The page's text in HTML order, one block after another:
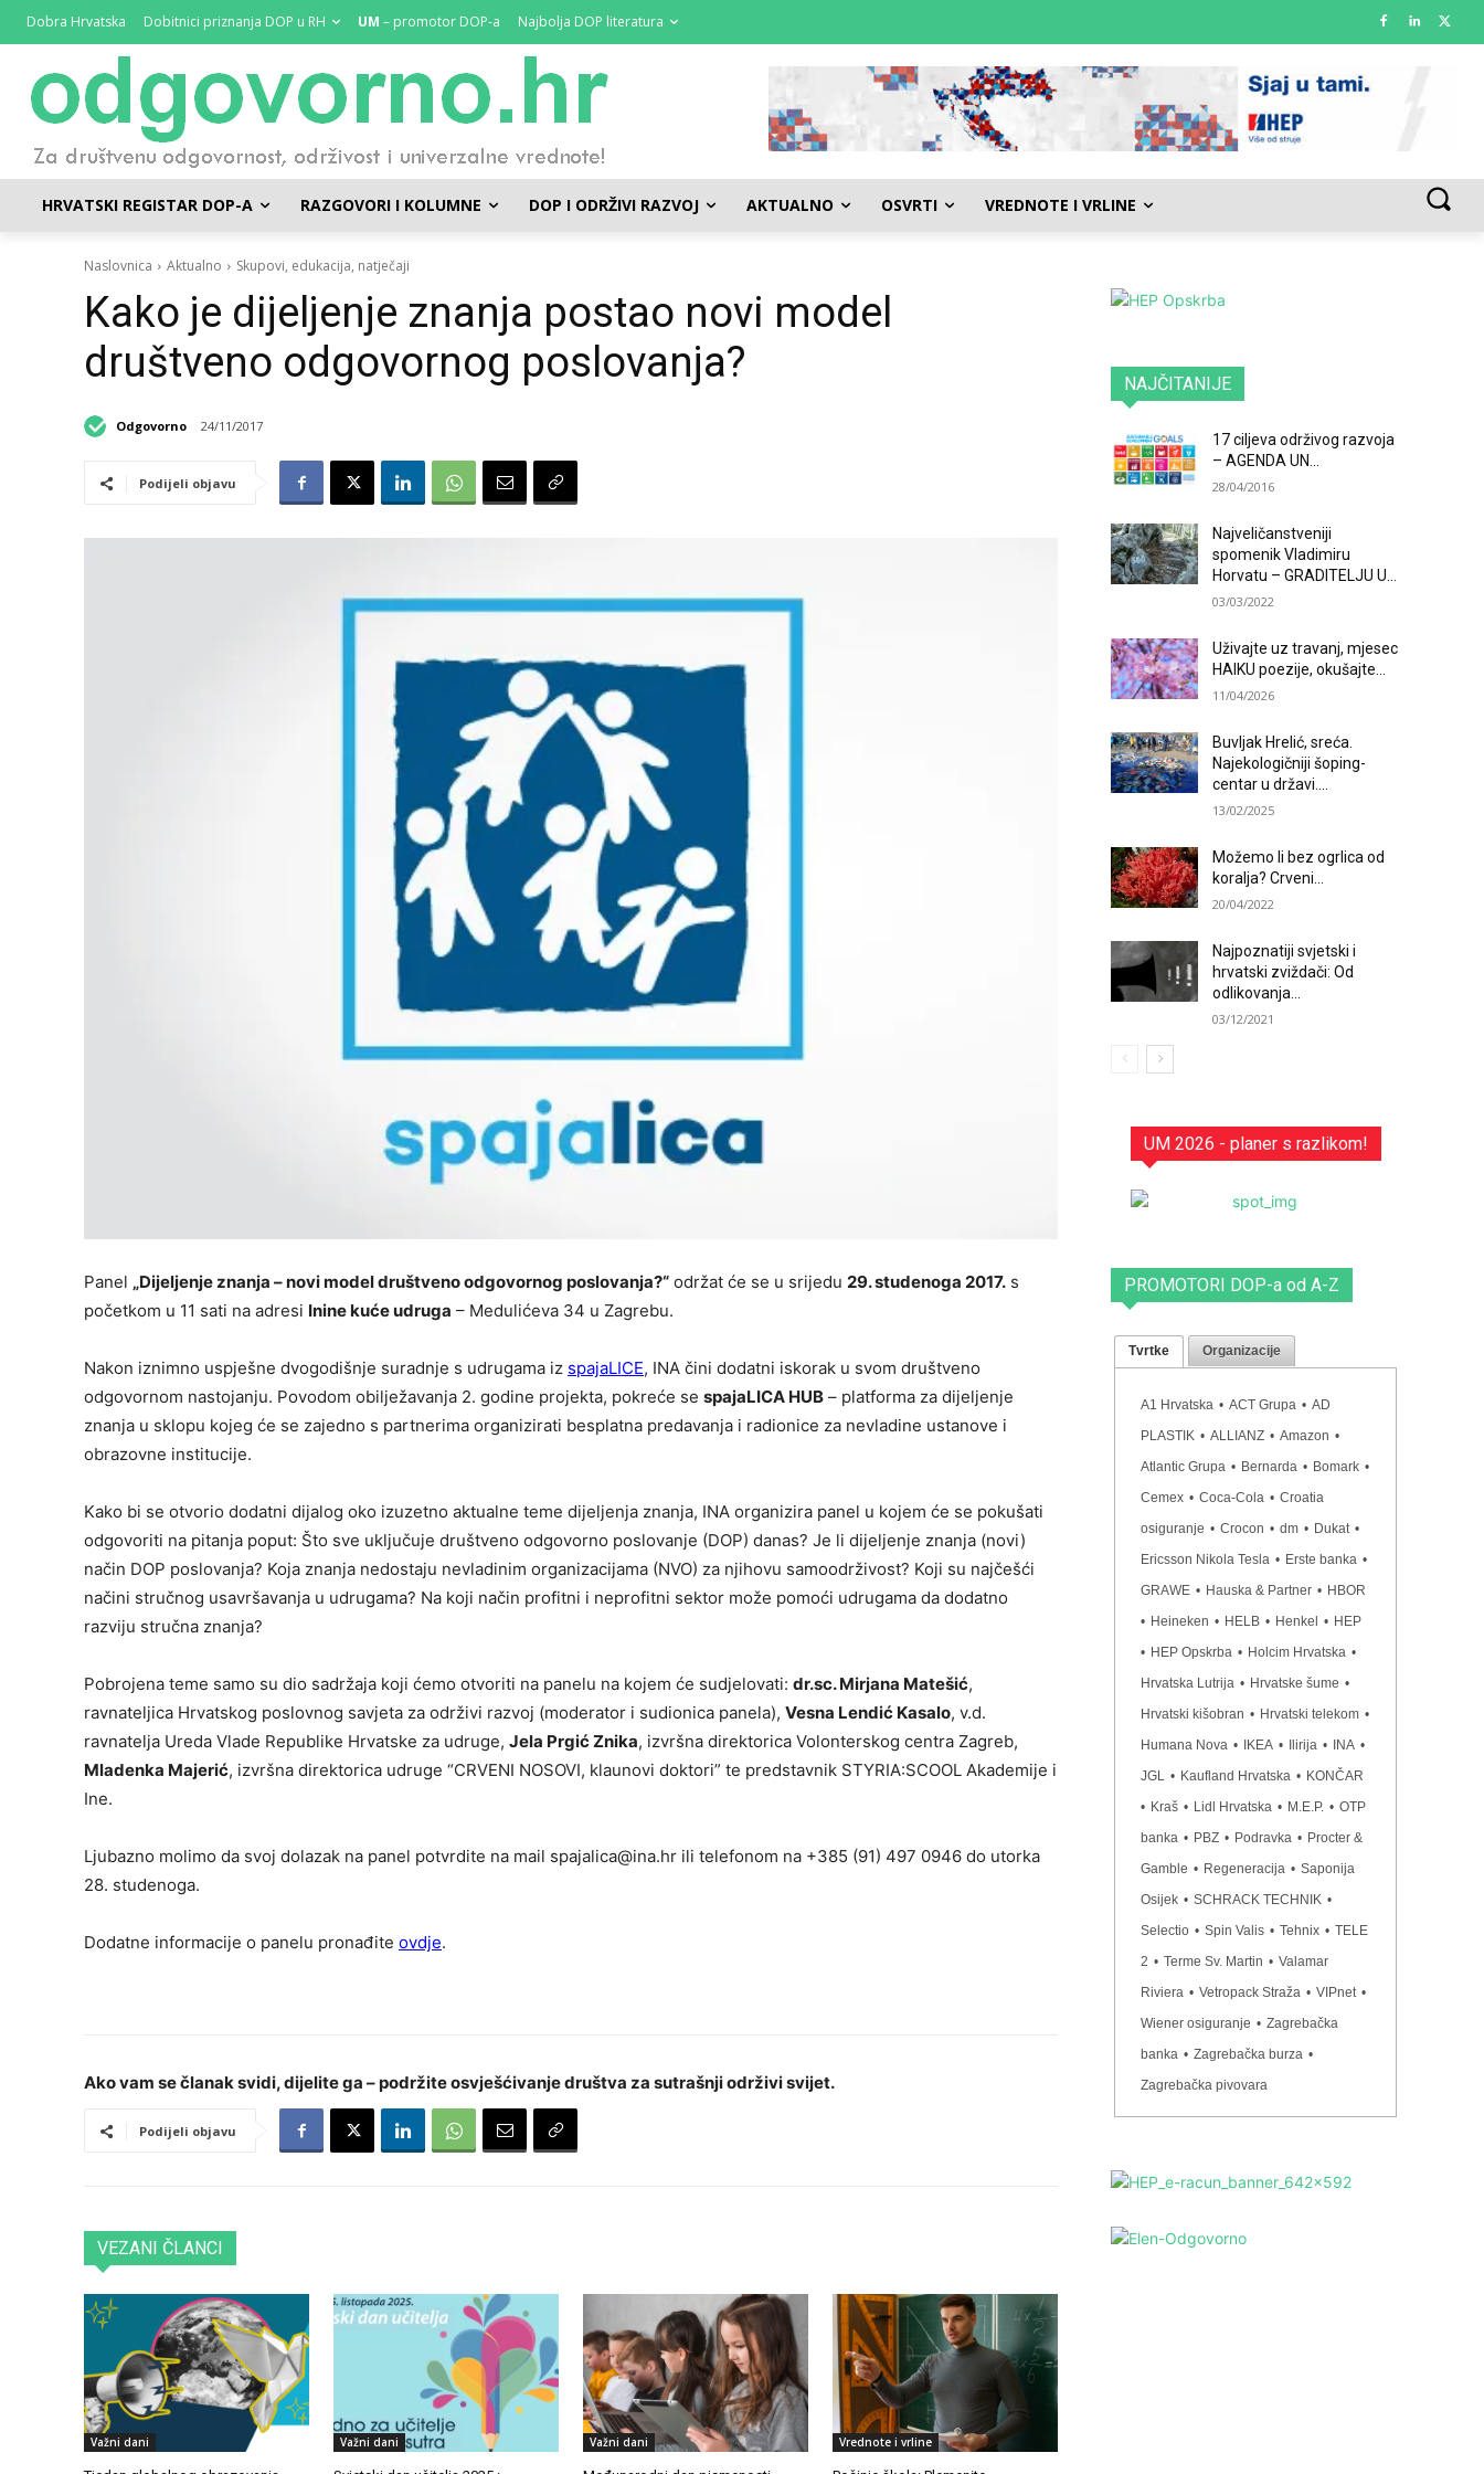
Dobra Hrvatska Dobitnici priznanja DOP u RH UM – promotor DOP-a Najbolja DOP literatura
HRVATSKI REGISTAR DOP-A RAZGOVORI I KOLUMNE DOP I ODRŽIVI RAZVOJ AKTUALNO OSVRTI VREDNOTE I VRLINE
Naslovnica Aktualno Skupovi, edukacija, natječaji
Kako je dijeljenje znanja postao novi model
društveno odgovornog poslovanja?
Odgovorno 24/11/2017
Podijeli objavu
Panel „Dijeljenje znanja – novi model društveno odgovornog poslovanja?“ održat će se u srijedu 29. studenoga 2017. s
početkom u 11 sati na adresi Inine kuće udruga – Medulićeva 34 u Zagrebu.
Nakon iznimno uspješne dvogodišnje suradnje s udrugama iz spajaLICE, INA čini dodatni iskorak u svom društveno
odgovornom nastojanju. Povodom obilježavanja 2. godine projekta, pokreće se spajaLICA HUB – platforma za dijeljenje
znanja u sklopu kojeg će se zajedno s partnerima organizirati besplatna predavanja i radionice za nevladine ustanove i
obrazovne institucije.
Kako bi se otvorio dodatni dijalog oko izuzetno aktualne teme dijeljenja znanja, INA organizira panel u kojem će se pokušati
odgovoriti na pitanja poput: Što sve uključuje društveno odgovorno poslovanje (DOP) danas? Je li dijeljenje znanja (novi)
način DOP poslovanja? Koja znanja nedostaju nevladinim organizacijama (NVO) za njihovu samoodrživost? Koji su najčešći
načini stručnog usavršavanja u udrugama? Na koji način profitni i neprofitni sektor može pomoći udrugama da dodatno
razviju stručna znanja?
Pobrojena teme samo su dio sadržaja koji ćemo otvoriti na panelu na kojem će sudjelovati: dr.sc. Mirjana Matešić,
ravnateljica Hrvatskog poslovnog savjeta za održivi razvoj (moderator i sudionica panela), Vesna Lendić Kasalo, v.d.
ravnatelja Ureda Vlade Republike Hrvatske za udruge, Jela Prgić Znika, izvršna direktorica Volonterskog centra Zagreb,
Mladenka Majerić, izvršna direktorica udruge “CRVENI NOSOVI, klaunovi doktori” te predstavnik STYRIA:SCOOL Akademije i
Ine.
Ljubazno molimo da svoj dolazak na panel potvrdite na mail spajalica@ina.hr ili telefonom na +385 (91) 497 0946 do utorka
28. studenoga.
Dodatne informacije o panelu pronađite ovdje.
Ako vam se članak svidi, dijelite ga – podržite osvješćivanje društva za sutrašnji održivi svijet.
Podijeli objavu
VEZANI ČLANCI
Važni dani Važni dani Važni dani Vrednote i vrline
NAJČITANIJE
17 ciljeva održivog razvoja
– AGENDA UN...
28/04/2016
Najveličanstveniji
spomenik Vladimiru
Horvatu – GRADITELJU U...
03/03/2022
Uživajte uz travanj, mjesec
HAIKU poezije, okušajte...
11/04/2026
Buvljak Hrelić, sreća.
Najekologičniji šoping-
centar u državi....
13/02/2025
Možemo li bez ogrlica od
koralja? Crveni...
20/04/2022
Najpoznatiji svjetski i
hrvatski zviždači: Od
odlikovanja...
03/12/2021
UM 2026 - planer s razlikom!
PROMOTORI DOP-a od A-Z
Tvrtke Organizacije
A1 Hrvatska • ACT Grupa • AD
PLASTIK • ALLIANZ • Amazon •
Atlantic Grupa • Bernarda • Bomark •
Cemex • Coca-Cola • Croatia
osiguranje • Crocon • dm • Dukat •
Ericsson Nikola Tesla • Erste banka •
GRAWE • Hauska & Partner • HBOR
• Heineken • HELB • Henkel • HEP
• HEP Opskrba • Holcim Hrvatska •
Hrvatska Lutrija • Hrvatske šume •
Hrvatski kišobran • Hrvatski telekom •
Humana Nova • IKEA • Ilirija • INA •
JGL • Kaufland Hrvatska • KONČAR
• Kraš • Lidl Hrvatska • M.E.P. • OTP
banka • PBZ • Podravka • Procter &
Gamble • Regeneracija • Saponija
Osijek • SCHRACK TECHNIK •
Selectio • Spin Valis • Tehnix • TELE
2 • Terme Sv. Martin • Valamar
Riviera • Vetropack Straža • VIPnet •
Wiener osiguranje • Zagrebačka
banka • Zagrebačka burza •
Zagrebačka pivovara